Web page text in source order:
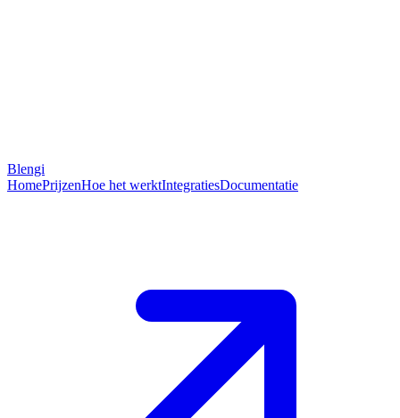
Blengi
HomePrijzenHoe het werktIntegratiesDocumentatie